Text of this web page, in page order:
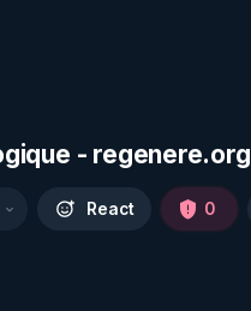
- regenere.org
React 0